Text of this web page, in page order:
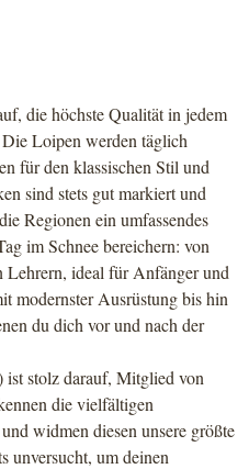
die höchste Qualität in jedem
Loipen werden täglich
für den klassischen Stil und
sind stets gut markiert und
Regionen ein umfassendes
im Schnee bereichern: von
ideal für Anfänger und
modernster Ausrüstung bis hin
du dich vor und nach der
stolz darauf, Mitglied von
die vielfältigen
widmen diesen unsere größte
unversucht, um deinen